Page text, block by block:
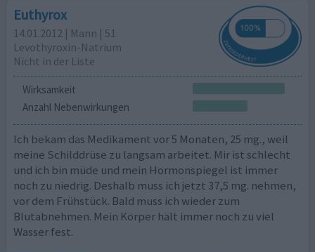
Euthyrox
14.01.2012 | Mann | 51
Levothyroxin-Natrium
Nicht in der Liste
Wirksamkeit
Anzahl Nebenwirkungen
Ich bekam das Medikament vor 5 Monaten, 25 mg., weil
meine Schilddrüse zu langsam arbeitet. Mir ist schlecht
und ich bin müde und mein Hormonspiegel ist immer
noch zu niedrig. Deshalb muss ich jetzt 37,5 mg. nehmen,
vor dem Frühstück. Bald muss ich wieder zum
Blutabnehmen. Mein Körper hält immer noch zu viel
Wasser fest.